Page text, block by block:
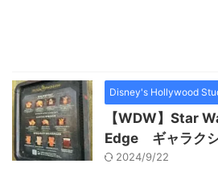
Disney's Hollywood
【WDW】Star
Edge ギャラクシ
2024/9/22